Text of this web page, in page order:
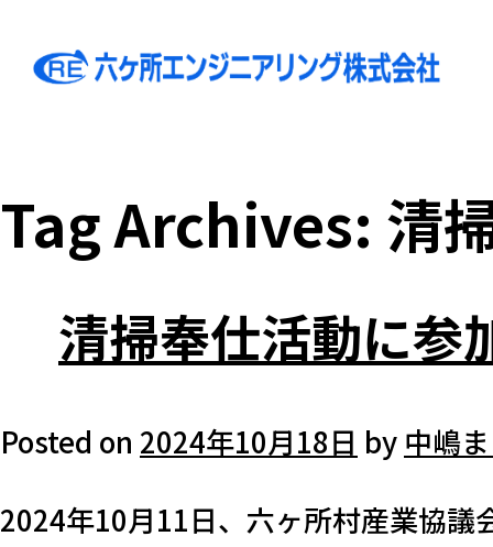
Tag Archives: 清
清掃奉仕活動に参
Posted on 2024年10月18日 by 中嶋
2024年10月11日、六ヶ所村産業協議